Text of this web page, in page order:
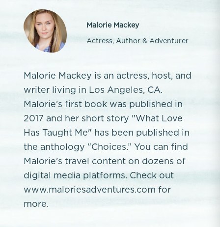
Malorie Mackey
Actress, Author & Adventurer
Malorie Mackey is an actress, host, and
writer living in Los Angeles, CA.
Malorie's first book was published in
2017 and her short story "What Love
Has Taught Me" has been published in
the anthology "Choices.” You can find
Malorie’s travel content on dozens of
digital media platforms. Check out
www.maloriesadventures.com for
more.